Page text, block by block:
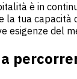
è in
la tua capacità
esigenze del